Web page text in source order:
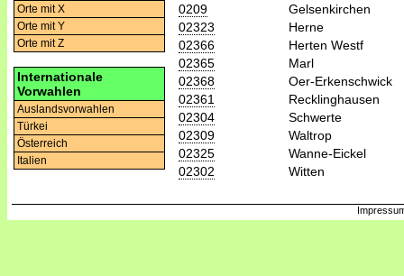
Orte mit X
Orte mit Y
Orte mit Z
Internationale
Vorwahlen
Auslandsvorwahlen
Türkei
Österreich
Italien
0209
Gelsenkirchen
02323
Herne
02366
Herten Westf
02365
Marl
02368
Oer-Erkenschwick
02361
Recklinghausen
02304
Schwerte
02309
Waltrop
02325
Wanne-Eickel
02302
Witten